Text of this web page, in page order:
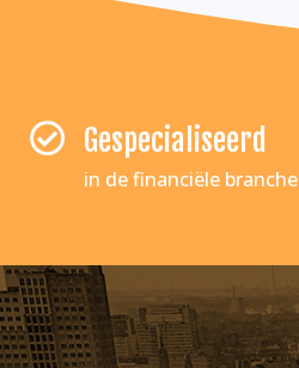
Gespecialiseerd
in de financiële branche